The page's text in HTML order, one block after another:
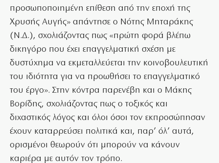
προσωποποιημένη επίθεση από την εποχή της
Χρυσής Αυγής» απάντησε ο Νότης Μηταράκης
(Ν.Δ.), σχολιάζοντας πως «πρώτη φορά βλέπω
δικηγόρο που έχει επαγγελματική σχέση με
δυστύχημα να εκμεταλλεύεται την κοινοβουλευτική
του ιδιότητα για να προωθήσει το επαγγελματικό
του έργο». Στην κόντρα παρενέβη και ο Μάκης
Βορίδης, σχολιάζοντας πως ο τοξικός και
διχαστικός λόγος και όλοι όσοι τον εκπροσώπησαν
έχουν καταρρεύσει πολιτικά και, παρ’ όλ’ αυτά,
ορισμένοι θεωρούν ότι μπορούν να κάνουν
καριέρα με αυτόν τον τρόπο.